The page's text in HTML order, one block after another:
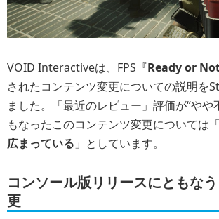
VOID Interactiveは、FPS『Ready or
されたコンテンツ変更についての説明を
ました。「最近のレビュー」評価が“やや
もなったこのコンテンツ変更については「
広まっている 」としています。
コンソール版リリースにともな
更